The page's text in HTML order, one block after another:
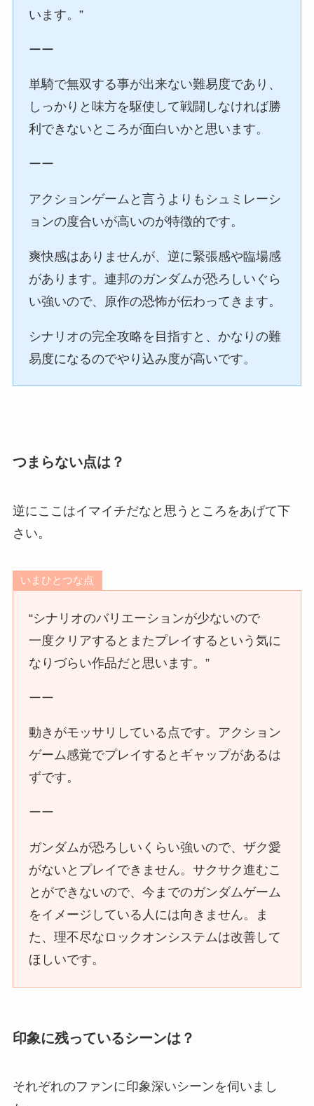
います。”
ーー
単騎で無双する事が出来ない難易度であり、
しっかりと味方を駆使して戦闘しなければ勝
利できないところが面白いかと思います。
ーー
アクションゲームと言うよりもシュミレーシ
ョンの度合いが高いのが特徴的です。
爽快感はありませんが、逆に緊張感や臨場感
があります。連邦のガンダムが恐ろしいぐら
い強いので、原作の恐怖が伝わってきます。
シナリオの完全攻略を目指すと、かなりの難
易度になるのでやり込み度が高いです。
つまらない点は？
逆にここはイマイチだなと思うところをあげて下
さい。
いまひとつな点
“シナリオのバリエーションが少ないので
一度クリアするとまたプレイするという気に
なりづらい作品だと思います。”
ーー
動きがモッサリしている点です。アクション
ゲーム感覚でプレイするとギャップがあるは
ずです。
ーー
ガンダムが恐ろしいくらい強いので、ザク愛
がないとプレイできません。サクサク進むこ
とができないので、今までのガンダムゲーム
をイメージしている人には向きません。ま
た、理不尽なロックオンシステムは改善して
ほしいです。
印象に残っているシーンは？
それぞれのファンに印象深いシーンを伺いまし